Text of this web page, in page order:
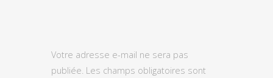
Votre adresse e-mail ne sera pas
publiée. Les champs obligatoires sont